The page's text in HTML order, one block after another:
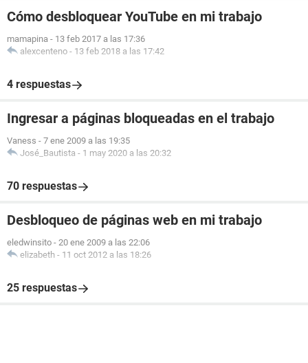
Cómo desbloquear YouTube en mi trabajo
mamapina - 13 feb 2017 a las 17:36
alexcenteno - 13 feb 2018 a las 17:42
4 respuestas
Ingresar a páginas bloqueadas en el trabajo
Vaness - 7 ene 2009 a las 19:35
José_Bautista - 1 may 2020 a las 20:32
70 respuestas
Desbloqueo de páginas web en mi trabajo
eledwinsito - 20 ene 2009 a las 22:06
elizabeth - 11 oct 2012 a las 18:26
25 respuestas